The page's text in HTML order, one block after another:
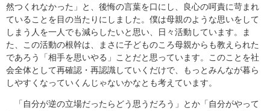
然つくれなかった」と、後悔の言葉を口にし、良心の呵責に苛まれ
ていることを目の当たりにしました。僕は母親のような思いをして
しまう人を一人でも減らしたいと思い、日々活動しています。ま
た、この活動の根幹は、まさに子どものころ母親からも教えられた
であろう「相手を思いやる」ことだと思っています。このことを社
会全体として再確認・再認識していくだけで、もっとみんなが暮ら
しやすくなっていくんじゃないかなとも考えています。
「自分が逆の立場だったらどう思うだろう」とか「自分がやって